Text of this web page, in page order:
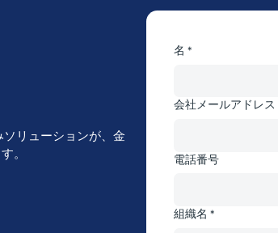
リューションが、金
。
名 *
会社メールアドレス
電話番号
組織名 *